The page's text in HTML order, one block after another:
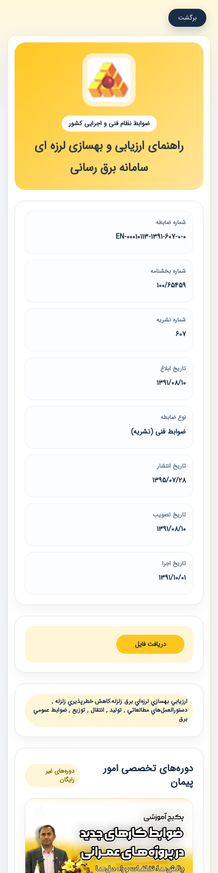
برگشت
ضوابط نظام فنی و اجرایی کشور
راهنمای ارزیابی و بهسازی لرزه ای
سامانه برق رسانی
شماره ضابطه
00010113-1391-607-0-0-EN
شماره بخشنامه
100/65459
شماره نشریه
607
تاریخ ابلاغ
1391/08/10
نوع ضابطه
ضوابط فنی (نشریه)
تاریخ انتشار
1395/07/28
تاریخ تصویب
1391/08/10
تاریخ اجرا
1391/10/01
دریافت فایل
ارزيابي بهسازي لرزه‌اي برق زلزله.كاهش خطرپذيري زلزله ,
دستورالعمل‌هاي مطالعاتي , تولید , انتقال , توزیع , ضوابط عمومي
برق
دوره‌های تخصصی امور
پیمان
دوره‌های غیر
رایگان